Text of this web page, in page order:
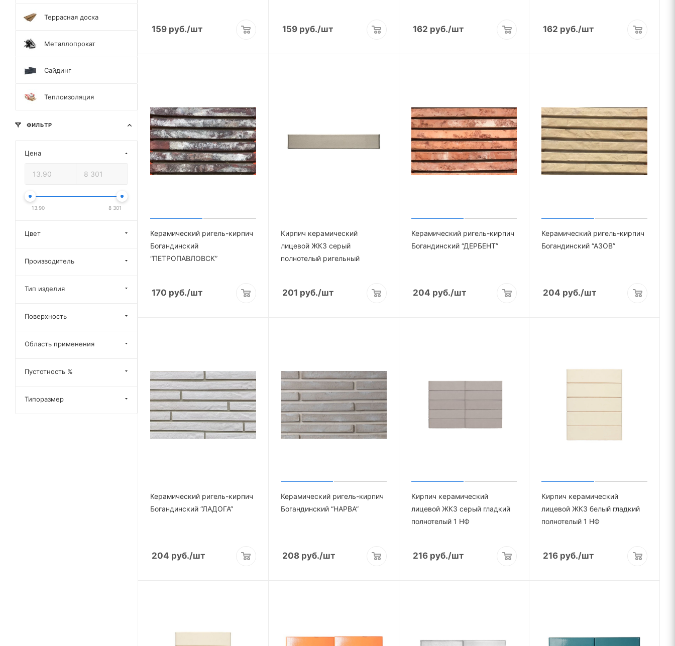
159 руб./шт 159руб./шт 162 руб./шт 162 руб./шт
Керамический ригель-кирпич
Богандинский
“ПЕТРОПАВЛОВСК”
170 руб./шт
Кирпич керамический
лицевой ЖКЗ серый
полнотелый ригельный
201 руб./шт
Керамический ригель-кирпич
Богандинский “ДЕРБЕНТ”
204 руб./шт
Керамический ригель-кирпич
Богандинский “АЗОВ”
204 руб./шт
Керамический ригель-кирпич
Богандинский “ЛАДОГА”
204 руб./шт
Керамический ригель-кирпич
Богандинский “НАРВА”
208руб./шт
Кирпич керамический
лицевой ЖКЗ серый гладкий
полнотелый 1 НФ
216руб./шт
Кирпич керамический
лицевой ЖКЗ белый гладкий
полнотелый 1 НФ
216 руб./шт
Террасная доска
Металлопрокат
Сайдинг
Теплоизоляция
ФИЛЬТР
Цена
13.90 8 301
Цвет
Производитель
Тип изделия
Поверхность
Область применения
Пустотность %
Типоразмер